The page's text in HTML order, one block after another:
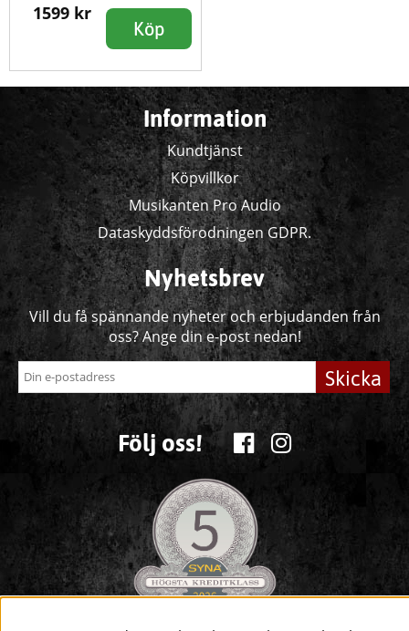
1599 kr
Köp
Information
Kundtjänst
Köpvillkor
Musikanten Pro Audio
Dataskyddsförodningen GDPR.
Nyhetsbrev
Vill du få spännande nyheter och erbjudanden från
oss? Ange din e-post nedan!
Skicka
Följ oss!